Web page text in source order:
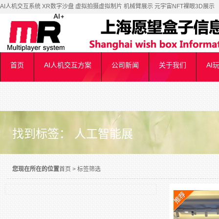
AI人机交互系统 XR数字沙盘 虚拟拍摄虚拟制片 机械臂展示 元宇宙NFT裸眼3D展示
首页 AI人机交互方案 公司新闻 关于我们 AI
找到标签： 人工智能展
您现在所在的位置首页 > 标签筛选